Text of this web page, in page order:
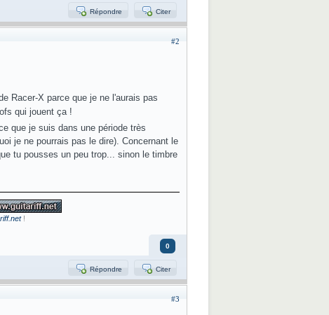
Citer
Répondre
#2
Racer-X parce que je ne l'aurais pas
qui jouent ça !
que je suis dans une période très
je ne pourrais pas le dire). Concernant le
tu pousses un peu trop... sinon le timbre
!
0
Citer
Répondre
#3